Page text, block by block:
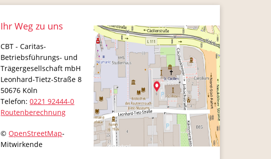
Ihr Weg zu uns
CBT - Caritas-
Betriebsführungs- und
Trägergesellschaft mbH
Leonhard-Tietz-Straße 8
50676 Köln
Telefon:0221 92444-0
Routenberechnung
©OpenStreetMap-
Mitwirkende